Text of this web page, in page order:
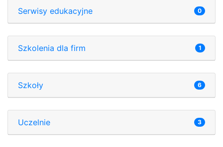
Serwisy edukacyjne 0
Szkolenia dla firm 1
Szkoły 6
Uczelnie 3